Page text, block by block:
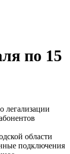
по 15
легализации
области
подключения